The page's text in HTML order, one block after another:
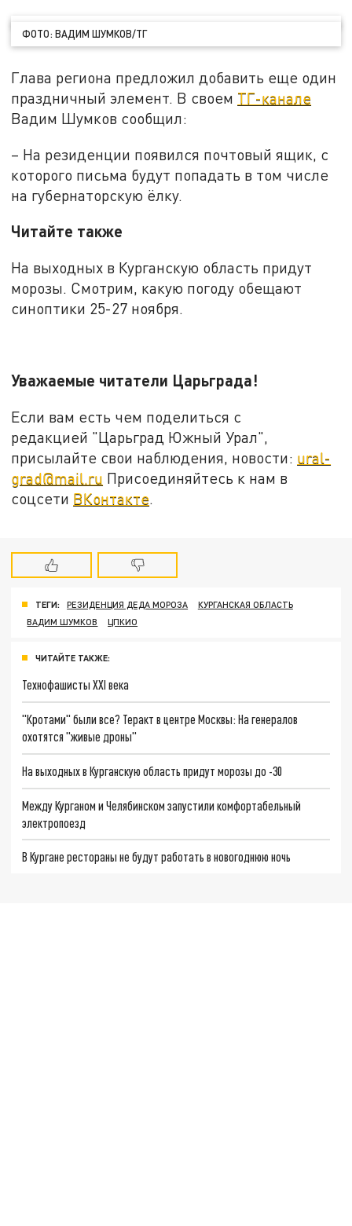
ФОТО: ВАДИМ ШУМКОВ/ТГ
Глава региона предложил добавить еще один
праздничный элемент. В своем ТГ-канале
Вадим Шумков сообщил:
– На резиденции появился почтовый ящик, с
которого письма будут попадать в том числе
на губернаторскую ёлку.
Читайте также
На выходных в Курганскую область придут
морозы. Смотрим, какую погоду обещают
синоптики 25-27 ноября.
Уважаемые читатели Царьграда!
Если вам есть чем поделиться с
редакцией "Царьград Южный Урал",
присылайте свои наблюдения, новости: ural-
grad@mail.ru Присоединяйтесь к нам в
соцсети ВКонтакте.
ТЕГИ: РЕЗИДЕНЦИЯ ДЕДА МОРОЗА
КУРГАНСКАЯ ОБЛАСТЬ
ВАДИМ ШУМКОВ
ЦПКИО
ЧИТАЙТЕ ТАКЖЕ:
Технофашисты XXI века
"Кротами" были все? Теракт в центре Москвы: На генералов
охотятся "живые дроны"
На выходных в Курганскую область придут морозы до -30
Между Курганом и Челябинском запустили комфортабельный
электропоезд
В Кургане рестораны не будут работать в новогоднюю ночь